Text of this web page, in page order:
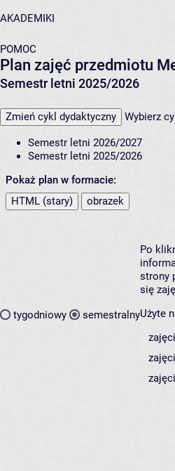
AKADEMIKI
POMOC
Plan zajęć przedmiotu
Semestr letni 2025/2026
Zmień cykl dydaktyczny Wybierz
Semestr letni 2026/2027
Semestr letni 2025/2026
Pokaż plan w formacie:
HTML (stary)
obrazek
tygodniowy semestralny
Po
strony
się
Użyte